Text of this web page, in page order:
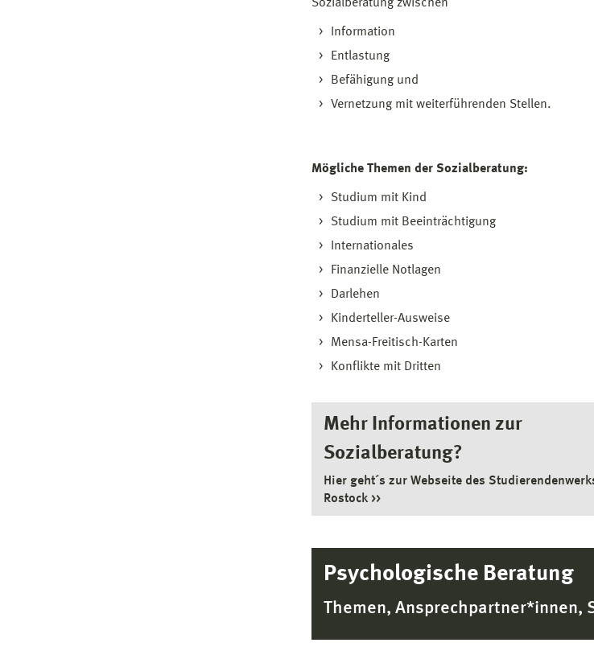
Sozialberatung zwischen
Information
Entlastung
Befähigung und
Vernetzung mit weiterführenden Stellen.
Mögliche Themen der Sozialberatung:
Studium mit Kind
Studium mit Beeinträchtigung
Internationales
Finanzielle Notlagen
Darlehen
Kinderteller-Ausweise
Mensa-Freitisch-Karten
Konflikte mit Dritten
Mehr Informationen zur
Sozialberatung?
Hier geht´s zur Webseite des
Rostock
Psychologische Beratung
Themen, Ansprechpartner*innen,